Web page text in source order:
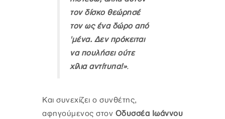
τον δίσκο θεώρησέ
τον ως ένα δώρο από
'μένα. Δεν πρόκειται
να πουλήσει ούτε
χίλια αντίτυπα!».
Και συνεχίζει ο συνθέτης,
αφηγούμενος στον Οδυσσέα Ιωάννου